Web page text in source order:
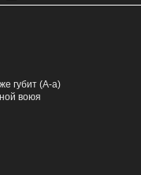
губит (А-а)
воюя